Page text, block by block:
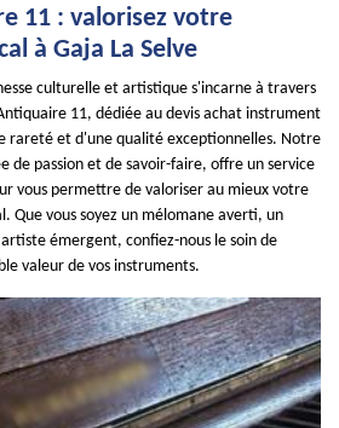
11 : valorisez votre
à Gaja La Selve
culturelle et artistique s'incarne à travers
11, dédiée au devis achat instrument
rareté et d'une qualité exceptionnelles. Notre
de passion et de savoir-faire, offre un service
vous permettre de valoriser au mieux votre
Que vous soyez un mélomane averti, un
émergent, confiez-nous le soin de
valeur de vos instruments.